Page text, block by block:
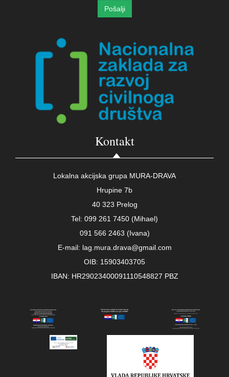
Kontakt
Lokalna akcijska grupa MURA-DRAVA
Hrupine 7b
40 323 Prelog
Tel: 099 261 7450 (Mihael)
091 566 2463 (Ivana)
E-mail: lag.mura.drava@gmail.com
OIB: 15903403705
IBAN: HR29023400091110548827 PBZ